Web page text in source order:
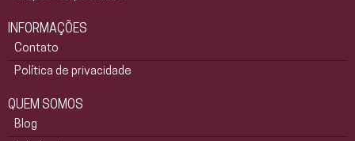
INFORMAÇÕES
Contato
Política de privacidade
QUEM SOMOS
Blog